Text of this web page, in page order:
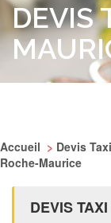
DEVIS
Accueil > Devis
Roche-Maurice
DEVIS